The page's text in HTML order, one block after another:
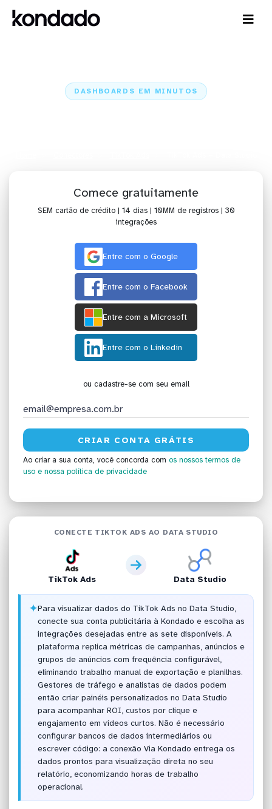
DASHBOARDS EM MINUTOS
Comece gratuitamente
SEM cartão de crédito | 14 dias | 10MM de registros | 30
integrações
Entre com o Google
Entre com o Facebook
Entre com a Microsoft
Entre com o Linkedin
ou cadastre-se com seu email
Ao criar a sua conta, você concorda com os nossos termos de
uso e nossa política de privacidade
CONECTE TIKTOK ADS AO DATA STUDIO
TikTok Ads Data Studio
✦Para visualizar dados do TikTok Ads no Data Studio,
conecte sua conta publicitária à Kondado e escolha as
integrações desejadas entre as sete disponíveis. A
plataforma replica métricas de campanhas, anúncios e
grupos de anúncios com frequência configurável,
eliminando trabalho manual de exportação e planilhas.
Gestores de tráfego e analistas de dados podem
então criar painéis personalizados no Data Studio
para acompanhar ROI, custos por clique e
engajamento em vídeos curtos. Não é necessário
configurar bancos de dados intermediários ou
escrever código: a conexão Via Kondado entrega os
dados prontos para visualização direta no seu
relatório, economizando horas de trabalho
operacional.